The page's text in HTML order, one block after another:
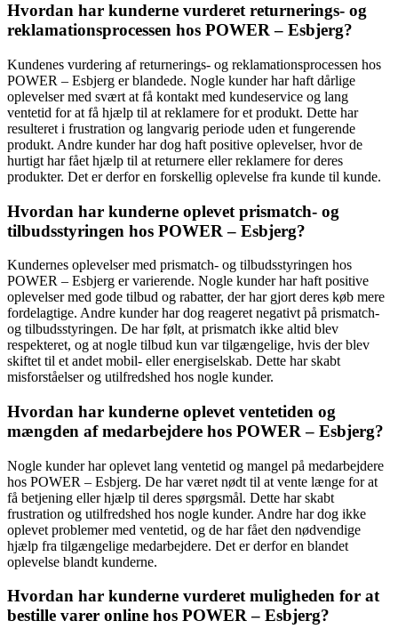
Hvordan har kunderne vurderet returnerings- og
reklamationsprocessen hos POWER – Esbjerg?
Kundenes vurdering af returnerings- og reklamationsprocessen hos
POWER – Esbjerg er blandede. Nogle kunder har haft dårlige
oplevelser med svært at få kontakt med kundeservice og lang
ventetid for at få hjælp til at reklamere for et produkt. Dette har
resulteret i frustration og langvarig periode uden et fungerende
produkt. Andre kunder har dog haft positive oplevelser, hvor de
hurtigt har fået hjælp til at returnere eller reklamere for deres
produkter. Det er derfor en forskellig oplevelse fra kunde til kunde.
Hvordan har kunderne oplevet prismatch- og
tilbudsstyringen hos POWER – Esbjerg?
Kundernes oplevelser med prismatch- og tilbudsstyringen hos
POWER – Esbjerg er varierende. Nogle kunder har haft positive
oplevelser med gode tilbud og rabatter, der har gjort deres køb mere
fordelagtige. Andre kunder har dog reageret negativt på prismatch-
og tilbudsstyringen. De har følt, at prismatch ikke altid blev
respekteret, og at nogle tilbud kun var tilgængelige, hvis der blev
skiftet til et andet mobil- eller energiselskab. Dette har skabt
misforståelser og utilfredshed hos nogle kunder.
Hvordan har kunderne oplevet ventetiden og
mængden af medarbejdere hos POWER – Esbjerg?
Nogle kunder har oplevet lang ventetid og mangel på medarbejdere
hos POWER – Esbjerg. De har været nødt til at vente længe for at
få betjening eller hjælp til deres spørgsmål. Dette har skabt
frustration og utilfredshed hos nogle kunder. Andre har dog ikke
oplevet problemer med ventetid, og de har fået den nødvendige
hjælp fra tilgængelige medarbejdere. Det er derfor en blandet
oplevelse blandt kunderne.
Hvordan har kunderne vurderet muligheden for at
bestille varer online hos POWER – Esbjerg?